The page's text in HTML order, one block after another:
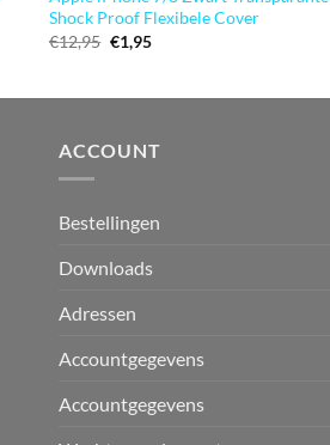
Shock Proof Flexibele Cover
€12,95 Oorspronkelijke
prijs
€1,95Huidige
ACCOUNT
Bestellingen
Downloads
Adressen
Accountgegevens
Accountgegevens